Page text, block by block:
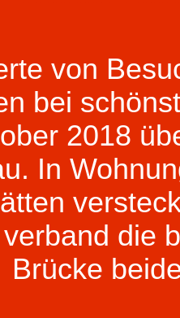
von
bei
2018
In
die
Brücke